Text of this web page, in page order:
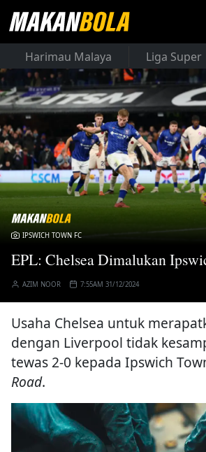
Harimau Malaya Liga Super
IPSWICH TOWN FC
EPL: Chelsea Dimalukan
AZIM NOOR 7:55AM 31/12/2024
Usaha Chelsea untuk
dengan Liverpool tidak
tewas 2-0 kepada Ipswich
Road.